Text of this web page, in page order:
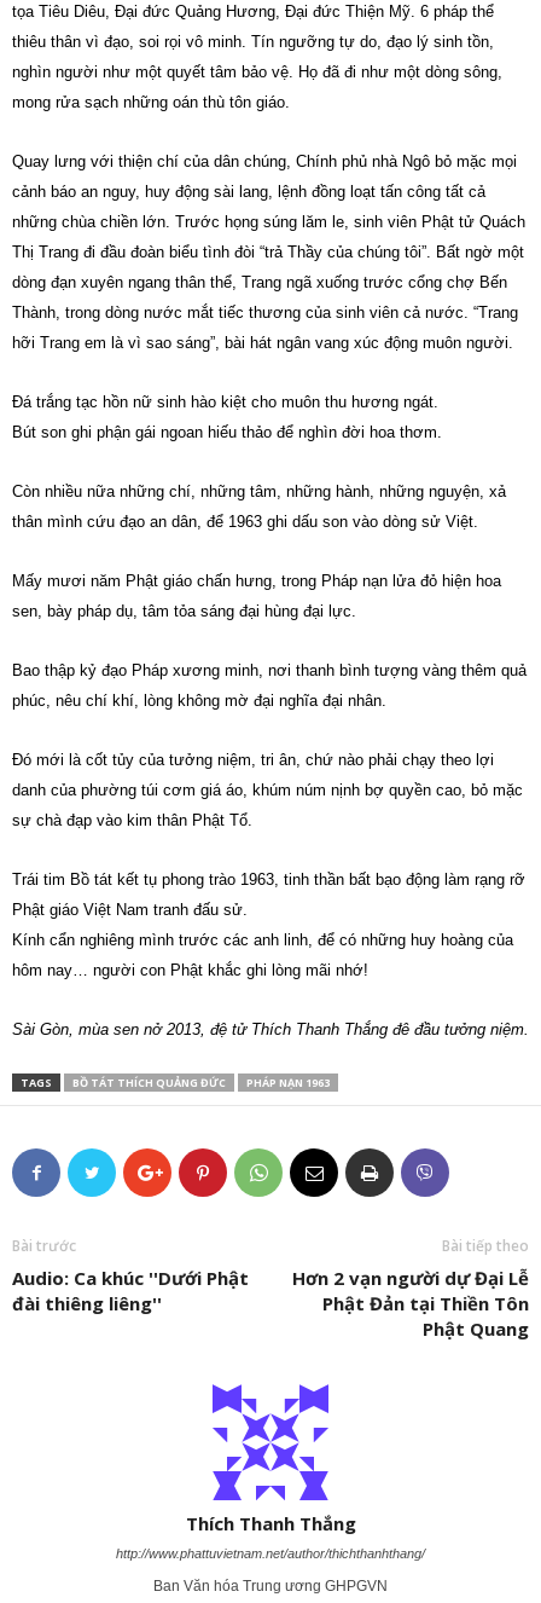
tọa Tiêu Diêu, Đại đức Quảng Hương, Đại đức Thiện Mỹ. 6 pháp thể
thiêu thân vì đạo, soi rọi vô minh. Tín ngưỡng tự do, đạo lý sinh tồn,
nghìn người như một quyết tâm bảo vệ. Họ đã đi như một dòng sông,
mong rửa sạch những oán thù tôn giáo.
Quay lưng với thiện chí của dân chúng, Chính phủ nhà Ngô bỏ mặc mọi
cảnh báo an nguy, huy động sài lang, lệnh đồng loạt tấn công tất cả
những chùa chiền lớn. Trước họng súng lăm le, sinh viên Phật tử Quách
Thị Trang đi đầu đoàn biểu tình đòi “trả Thầy của chúng tôi”. Bất ngờ một
dòng đạn xuyên ngang thân thể, Trang ngã xuống trước cổng chợ Bến
Thành, trong dòng nước mắt tiếc thương của sinh viên cả nước. “Trang
hỡi Trang em là vì sao sáng”, bài hát ngân vang xúc động muôn người.
Đá trắng tạc hồn nữ sinh hào kiệt cho muôn thu hương ngát.
Bút son ghi phận gái ngoan hiếu thảo để nghìn đời hoa thơm.
Còn nhiều nữa những chí, những tâm, những hành, những nguyện, xả
thân mình cứu đạo an dân, để 1963 ghi dấu son vào dòng sử Việt.
Mấy mươi năm Phật giáo chấn hưng, trong Pháp nạn lửa đỏ hiện hoa
sen, bày pháp dụ, tâm tỏa sáng đại hùng đại lực.
Bao thập kỷ đạo Pháp xương minh, nơi thanh bình tượng vàng thêm quả
phúc, nêu chí khí, lòng không mờ đại nghĩa đại nhân.
Đó mới là cốt tủy của tưởng niệm, tri ân, chứ nào phải chạy theo lợi
danh của phường túi cơm giá áo, khúm núm nịnh bợ quyền cao, bỏ mặc
sự chà đạp vào kim thân Phật Tổ.
Trái tim Bồ tát kết tụ phong trào 1963, tinh thần bất bạo động làm rạng rỡ
Phật giáo Việt Nam tranh đấu sử.
Kính cẩn nghiêng mình trước các anh linh, để có những huy hoàng của
hôm nay… người con Phật khắc ghi lòng mãi nhớ!
Sài Gòn, mùa sen nở 2013, đệ tử Thích Thanh Thắng đê đầu tưởng niệm.
TAGS BỒ TÁT THÍCH QUẢNG ĐỨC PHÁP NẠN 1963
Bài trước
Audio: Ca khúc ''Dưới Phật
đài thiêng liêng''
Bài tiếp theo
Hơn 2 vạn người dự Đại Lễ
Phật Đản tại Thiền Tôn
Phật Quang
Thích Thanh Thắng
http://www.phattuvietnam.net/author/thichthanhthang/
Ban Văn hóa Trung ương GHPGVN